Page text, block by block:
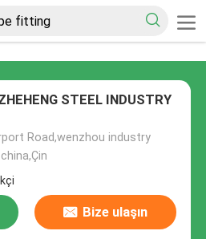
STEEL INDUSTRY
Road,wenzhou industry
Bize ulaşın